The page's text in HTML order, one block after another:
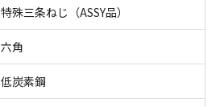
特殊三条ねじ（ASSY品）
六角
低炭素鋼